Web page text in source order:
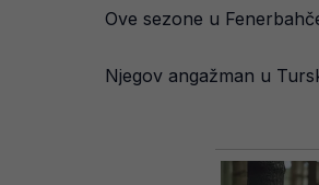
Ove sezone u
Njegov angažman u